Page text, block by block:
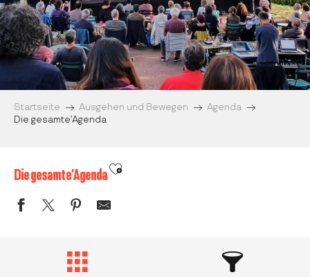
Startseite Ausgehen und Bewegen
Agenda
Die gesamte’Agenda
Die gesamte’AgendaAjouter aux favoris